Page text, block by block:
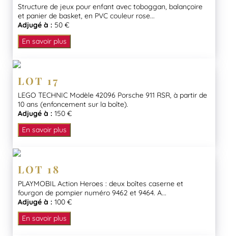
Structure de jeux pour enfant avec toboggan, balançoire
et panier de basket, en PVC couleur rose...
Adjugé à : 50 €
En savoir plus
LOT 17
LEGO TECHNIC Modèle 42096 Porsche 911 RSR, à partir de
10 ans (enfoncement sur la boîte).
Adjugé à : 150 €
En savoir plus
LOT 18
PLAYMOBIL Action Heroes : deux boîtes caserne et
fourgon de pompier numéro 9462 et 9464. A...
Adjugé à : 100 €
En savoir plus